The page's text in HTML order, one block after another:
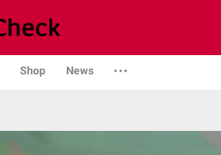
Shop News